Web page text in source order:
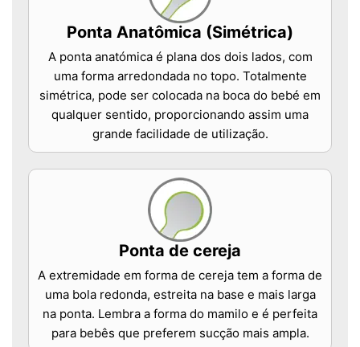
Ponta Anatômica (Simétrica)
A ponta anatómica é plana dos dois lados, com
uma forma arredondada no topo. Totalmente
simétrica, pode ser colocada na boca do bebé em
qualquer sentido, proporcionando assim uma
grande facilidade de utilização.
Ponta de cereja
A extremidade em forma de cereja tem a forma de
uma bola redonda, estreita na base e mais larga
na ponta. Lembra a forma do mamilo e é perfeita
para bebês que preferem sucção mais ampla.